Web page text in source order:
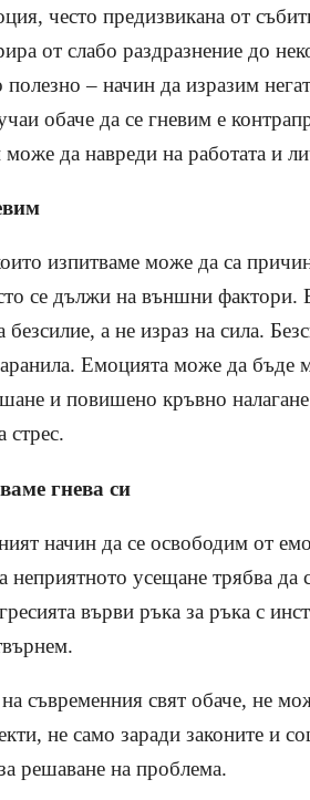
често предизвикана от
от слабо раздразнение до
– начин да изразим
обаче да се гневим е
може да навреди на работата и
изпитваме може да са
се дължи на външни фактори.
безсилие, а не израз на сила.
Емоцията може да бъде
и повишено кръвно
стрес.
гнева си
начин да се освободим от
неприятното усещане трябва да
върви ръка за ръка с
съвременния свят обаче, не
не само заради законите и
решаване на проблема.